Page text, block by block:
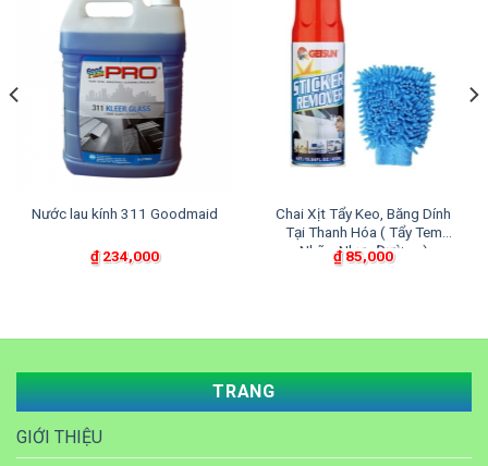
Nước lau kính 311 Goodmaid
₫234,000
Chai Xịt Tẩy Keo, Băng Dính
Tại Thanh Hóa ( Tẩy Tem
Nhãn, Nhựa Đường )
₫85,000
TRANG
GIỚI THIỆU